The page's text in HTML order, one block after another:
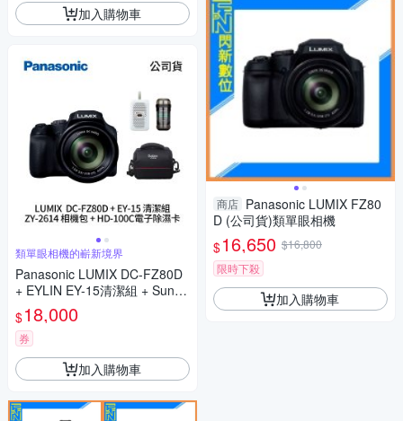
加入購物車
類單眼相機的嶄新境界
Panasonic LUMIX DC-FZ80D
+ EYLIN EY-15清潔組 + SunLi
ght ZY-2614相機包 + EirMai 銳
瑪 HD-100C電子除濕卡 FZ80
D (公司貨)
$18,000
券
加入購物車
商店 Panasonic LUMIX FZ80
D (公司貨)類單眼相機
$16,650 $16,800
限時下殺
加入購物車